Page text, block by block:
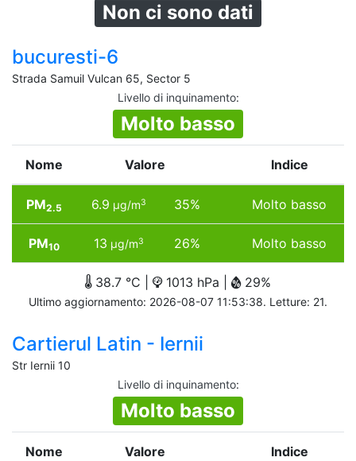
Non ci sono dati
bucuresti-6
Strada Samuil Vulcan 65, Sector 5
Livello di inquinamento:
Molto basso
Nome Valore Indice
PM2.5 6.9 µg/m3 35% Molto basso
PM10 13 µg/m3 26% Molto basso
38.7 °C | 1013 hPa | 29%
Ultimo aggiornamento: 2026-08-07 11:53:38. Letture: 21.
Cartierul Latin - Iernii
Str Iernii 10
Livello di inquinamento:
Molto basso
Nome Valore Indice